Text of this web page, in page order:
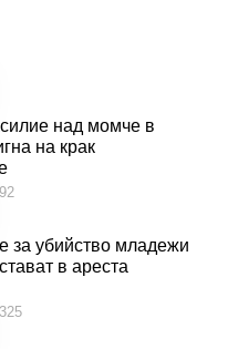
над момче в
на крак
за убийство младежи
в ареста